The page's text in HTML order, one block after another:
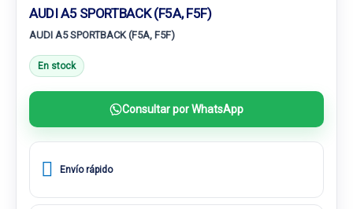
AUDI A5 SPORTBACK (F5A, F5F)
AUDI A5 SPORTBACK (F5A, F5F)
En stock
Consultar por WhatsApp
Envío rápido